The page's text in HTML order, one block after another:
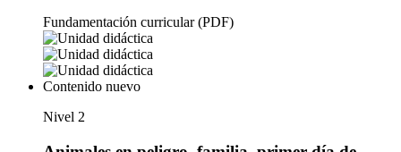
Fundamentación curricular (PDF)
Contenido nuevo
Nivel 2